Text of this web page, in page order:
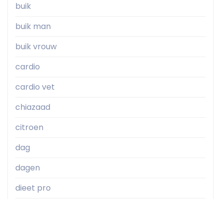
buik
buik man
buik vrouw
cardio
cardio vet
chiazaad
citroen
dag
dagen
dieet pro